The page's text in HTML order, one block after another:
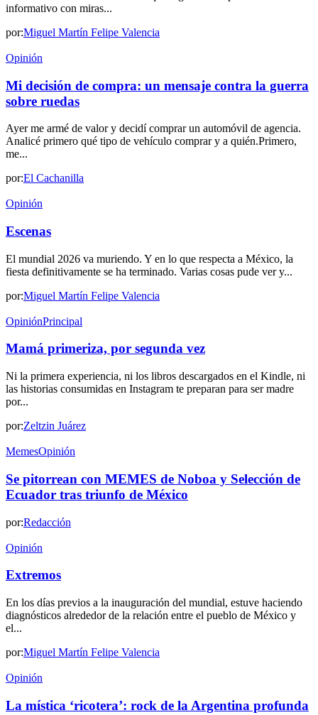
informativo con miras...
por:Miguel Martín Felipe Valencia
Opinión
Mi decisión de compra: un mensaje contra la guerra
sobre ruedas
Ayer me armé de valor y decidí comprar un automóvil de agencia.
Analicé primero qué tipo de vehículo comprar y a quién.Primero,
me...
por:El Cachanilla
Opinión
Escenas
El mundial 2026 va muriendo. Y en lo que respecta a México, la
fiesta definitivamente se ha terminado. Varias cosas pude ver y...
por:Miguel Martín Felipe Valencia
OpiniónPrincipal
Mamá primeriza, por segunda vez
Ni la primera experiencia, ni los libros descargados en el Kindle, ni
las historias consumidas en Instagram te preparan para ser madre
por...
por:Zeltzin Juárez
MemesOpinión
Se pitorrean con MEMES de Noboa y Selección de
Ecuador tras triunfo de México
por:Redacción
Opinión
Extremos
En los días previos a la inauguración del mundial, estuve haciendo
diagnósticos alrededor de la relación entre el pueblo de México y
el...
por:Miguel Martín Felipe Valencia
Opinión
La mística ‘ricotera’: rock de la Argentina profunda